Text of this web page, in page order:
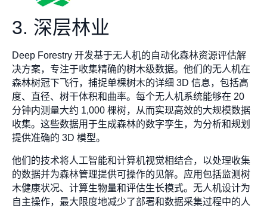
3. 深层林业
Deep Forestry 开发基于无人机的自动化森林资源评估解
决方案，专注于收集精确的树木级数据。他们的无人机在
森林树冠下飞行，捕捉单棵树木的详细 3D 信息，包括高
度、直径、树干体积和曲率。每个无人机系统能够在 20
分钟内测量大约 1,000 棵树，从而实现高效的大规模数据
收集。这些数据用于生成森林的数字孪生，为分析和规划
提供准确的 3D 模型。
他们的技术将人工智能和计算机视觉相结合，以处理收集
的数据并为森林管理提供可操作的见解。应用包括监测树
木健康状况、计算生物量和评估生长模式。无人机设计为
自主操作，最大限度地减少了部署和数据采集过程中的人